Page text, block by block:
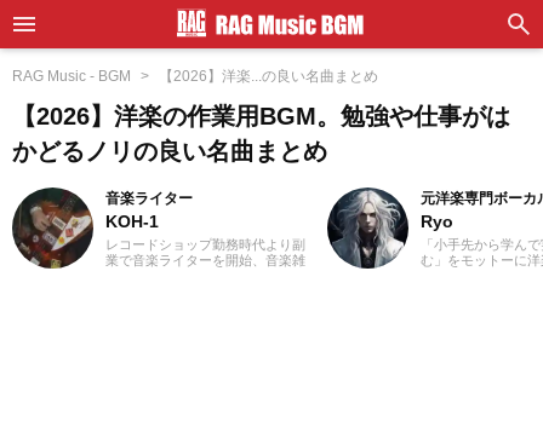
RAG Music - BGM 【2026】洋楽...の良い名曲まとめ
【2026】洋楽の作業用BGM。勉強や仕事がは
かどるノリの良い名曲まとめ
音楽ライター
KOH-1
レコードショップ勤務時代より副
業で音楽ライターを開始、音楽雑
元洋楽専門ボーカ
Ryo
「小手先から学ん
む」をモットーに